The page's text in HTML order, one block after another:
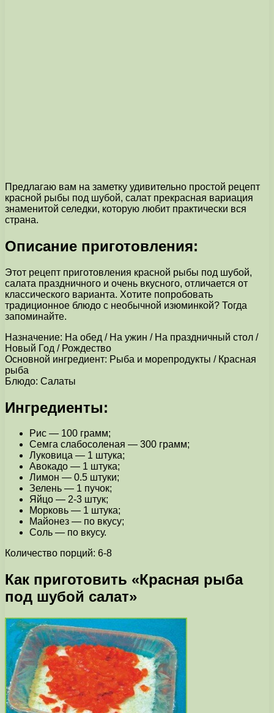
Предлагаю вам на заметку удивительно простой рецепт
красной рыбы под шубой, салат прекрасная вариация
знаменитой селедки, которую любит практически вся
страна.
Описание приготовления:
Этот рецепт приготовления красной рыбы под шубой,
салата праздничного и очень вкусного, отличается от
классического варианта. Хотите попробовать
традиционное блюдо с необычной изюминкой? Тогда
запоминайте.
Назначение: На обед / На ужин / На праздничный стол /
Новый Год / Рождество
Основной ингредиент: Рыба и морепродукты / Красная
рыба
Блюдо: Салаты
Ингредиенты:
Рис — 100 грамм;
Семга слабосоленая — 300 грамм;
Луковица — 1 штука;
Авокадо — 1 штука;
Лимон — 0.5 штуки;
Зелень — 1 пучок;
Яйцо — 2-3 штук;
Морковь — 1 штука;
Майонез — по вкусу;
Соль — по вкусу.
Количество порций: 6-8
Как приготовить «Красная рыба
под шубой салат»